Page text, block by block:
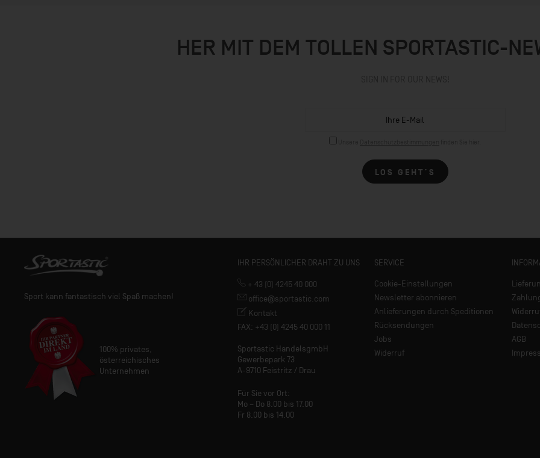
HER MIT DEM TOLLEN SPORTASTIC-
LOS GEHT´S
Sport kann fantastisch viel Spaß machen!
100% privates,
österreichisches
Unternehmen
IHR PERSÖNLICHER DRAHT ZU UNS
+ 43 (0) 4245 40 000
office@sportastic.com
Kontakt
FAX: +43 (0) 4245 40 000 11
Sportastic HandelsgmbH
Gewerbepark 73
A-9710 Feistritz / Drau
Für Sie vor Ort:
Mo – Do 8.00 bis 17.00
Fr 8.00 bis 14.00
SERVICE
Cookie-Einstellungen
Newsletter abonnieren
Anlieferungen durch Speditionen
Rücksendungen
Jobs
Widerruf
AGB